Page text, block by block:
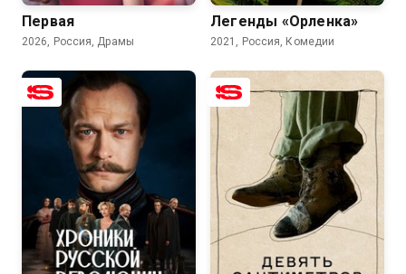
Первая
2026, Россия, Драмы
Легенды «Орленка»
2021, Россия, Комедии